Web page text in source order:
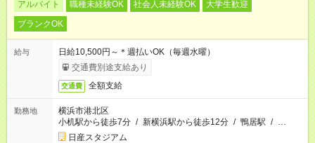
アルバイト 職種未経験OK 社会人未経験OK
大学生歓迎
ブランクOK
給与
日給10,500円～＊週払いOK（毎週水曜）
交通費別途支給あり
交通費 全額支給
勤務地
横浜市港北区
小机駅から徒歩7分 / 新横浜駅から徒歩12分 / 鴨居駅 / …
日産スタジアム